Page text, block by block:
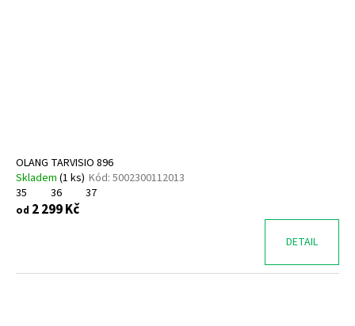
OLANG TARVISIO 896
Skladem (1 ks) Kód: 5002300112013
35
36 37
od 2 299 Kč
DETAIL